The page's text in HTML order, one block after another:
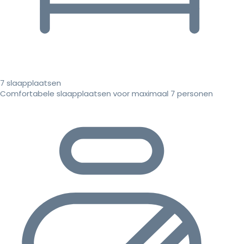
7 slaapplaatsen
Comfortabele slaapplaatsen voor maximaal 7 personen